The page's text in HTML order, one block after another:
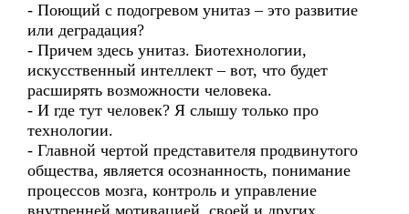
- Поющий с подогревом унитаз – это развитие
или деградация?
- Причем здесь унитаз. Биотехнологии,
искусственный интеллект – вот, что будет
расширять возможности человека.
- И где тут человек? Я слышу только про
технологии.
- Главной чертой представителя продвинутого
общества, является осознанность, понимание
процессов мозга, контроль и управление
внутренней мотивацией, своей и других